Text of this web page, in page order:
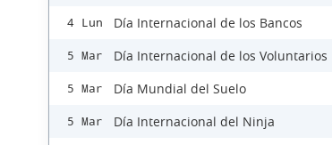
4 Lun Día Internacional de los Bancos
5 Mar Día Internacional de los Voluntarios
5 Mar Día Mundial del Suelo
5 Mar Día Internacional del Ninja